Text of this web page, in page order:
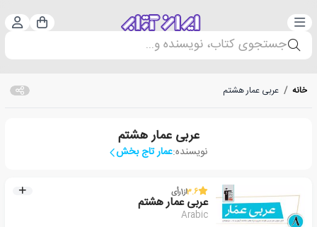
دسته‌بندی سبد
جستجوی کتاب، نویسنده و...
خانه / عربی عمار هشتم
عربی عمار هشتم
نویسنده:عمار تاج بخش
3.6از1رأی
عربی عمار هشتم
Arabic